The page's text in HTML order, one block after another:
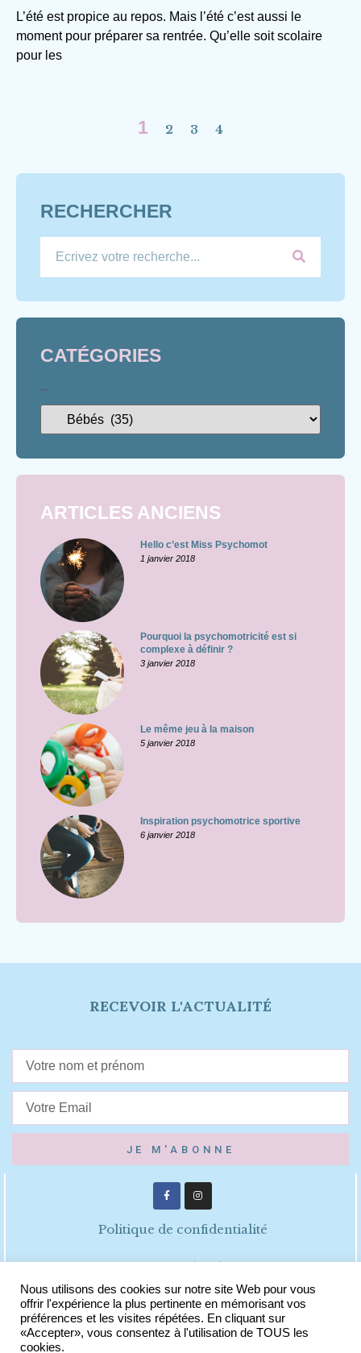
L’été est propice au repos. Mais l’été c’est aussi le
moment pour préparer sa rentrée. Qu’elle soit scolaire
pour les
1 2 3 4
RECHERCHER
CATÉGORIES
ARTICLES ANCIENS
Hello c’est Miss Psychomot
1 janvier 2018
Pourquoi la psychomotricité est si
complexe à définir ?
3 janvier 2018
Le même jeu à la maison
5 janvier 2018
Inspiration psychomotrice sportive
6 janvier 2018
Politique de confidentialité
Mentions légales
CGV
RECEVOIR L'ACTUALITÉ
JE M'ABONNE
Nous utilisons des cookies sur notre site Web pour vous
offrir l'expérience la plus pertinente en mémorisant vos
préférences et les visites répétées. En cliquant sur
«Accepter», vous consentez à l'utilisation de TOUS les
cookies.